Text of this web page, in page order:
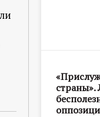
страны».